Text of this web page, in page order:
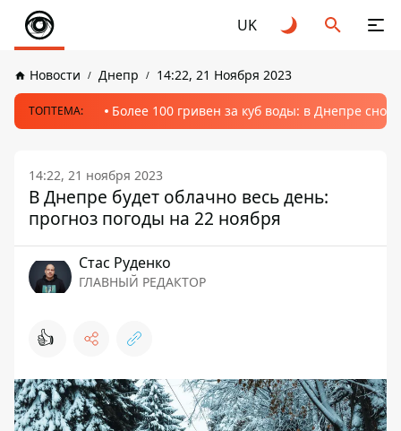
UK
Новости Днепр 14:22, 21 Ноября 2023
ТОПТЕМА: Более 100 гривен за куб воды: в Днепре
14:22, 21 ноября 2023
В Днепре будет облачно весь день:
прогноз погоды на 22 ноября
Стаc Руденко
ГЛАВНЫЙ РЕДАКТОР
👍